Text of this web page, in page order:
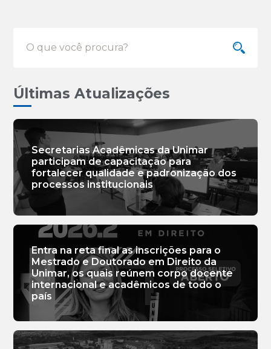
Últimas Atualizações
Secretarias Acadêmicas da Unimar
participam de capacitação para
fortalecer qualidade e padronização dos
processos institucionais
Entra na reta final as inscrições para o
Mestrado e Doutorado em Direito da
Unimar, os quais reúnem corpo docente
internacional e acadêmicos de todo o
país